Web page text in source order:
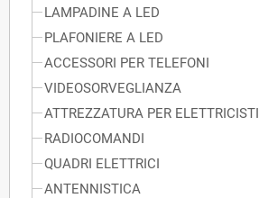
LAMPADINE A LED
PLAFONIERE A LED
ACCESSORI PER TELEFONI
VIDEOSORVEGLIANZA
ATTREZZATURA PER ELETTRICISTI
RADIOCOMANDI
QUADRI ELETTRICI
ANTENNISTICA